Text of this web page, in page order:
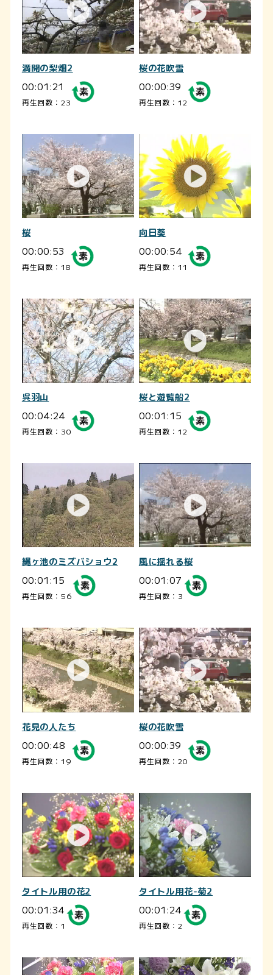
満開の梨畑2
00:01:21
再生回数：23
桜の花吹雪
00:00:39
再生回数：12
桜
00:00:53
再生回数：18
向日葵
00:00:54
再生回数：11
呉羽山
00:04:24
再生回数：30
桜と遊覧船2
00:01:15
再生回数：12
縄ヶ池のミズバショウ2
00:01:15
再生回数：56
風に揺れる桜
00:01:07
再生回数：3
花見の人たち
00:00:48
再生回数：19
桜の花吹雪
00:00:39
再生回数：20
タイトル用の花2
00:01:34
再生回数：1
タイトル用花-菊2
00:01:24
再生回数：2